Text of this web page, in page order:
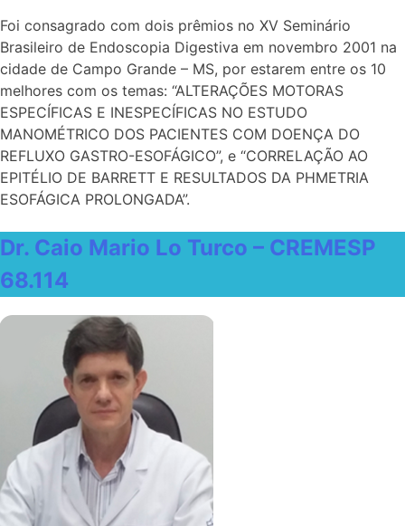
Foi consagrado com dois prêmios no XV Seminário
Brasileiro de Endoscopia Digestiva em novembro 2001 na
cidade de Campo Grande – MS, por estarem entre os 10
melhores com os temas: “ALTERAÇÕES MOTORAS
ESPECÍFICAS E INESPECÍFICAS NO ESTUDO
MANOMÉTRICO DOS PACIENTES COM DOENÇA DO
REFLUXO GASTRO-ESOFÁGICO”, e “CORRELAÇÃO AO
EPITÉLIO DE BARRETT E RESULTADOS DA PHMETRIA
ESOFÁGICA PROLONGADA”.
Dr. Caio Mario Lo Turco – CREMESP
68.114